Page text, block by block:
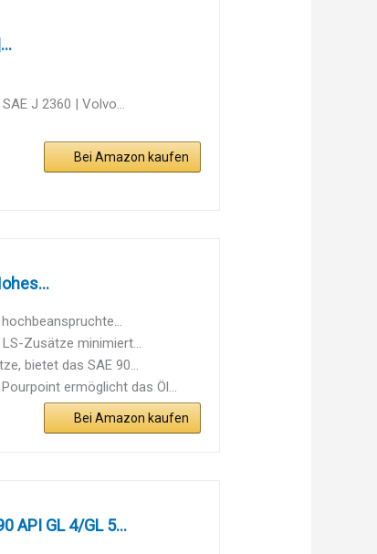
J 2360 | Volvo...
Bei Amazon kaufen
LS-Zusätze minimiert...
bietet das SAE 90...
Pourpoint ermöglicht das Öl...
Bei Amazon kaufen
API GL 4/GL 5...